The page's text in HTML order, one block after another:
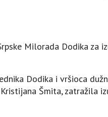
Milorada Dodika za
Dodika i vršioca
Šmita, zatražila